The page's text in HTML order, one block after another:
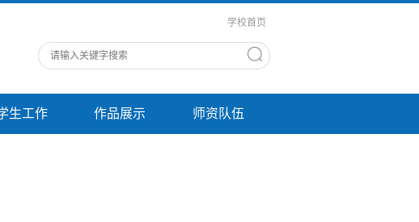
学校首页
生工作 作品展示 师资队伍